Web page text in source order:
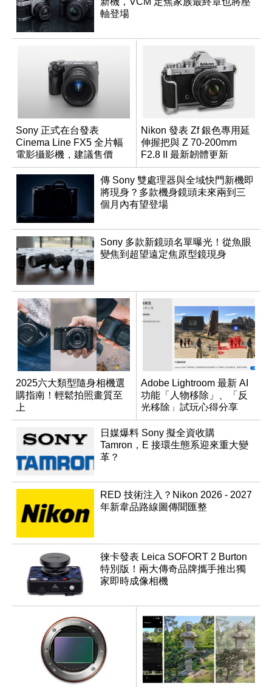
軸登場
Sony 正式在台發表
Cinema Line FX5 全片幅
電影攝影機，建議售價
NT$144,980
Nikon 發表 Zf 銀色專用延
伸握把與 Z 70-200mm
F2.8 II 最新韌體更新
傳 Sony 雙處理器與全域快門新機即
將現身？多款機身鏡頭未來兩到三
個月內有望登場
Sony 多款新鏡頭名單曝光！從魚眼
變焦到超望遠定焦原型鏡現身
2025六大類型隨身相機選
購指南！輕鬆拍照畫質至
上
Adobe Lightroom 最新 AI
功能「人物移除」、「反
光移除」試玩心得分享
日媒爆料 Sony 擬全資收購
Tamron，E 接環生態系迎來重大變
革？
RED 技術注入？Nikon 2026 - 2027
年新韋品路線圖傳聞匯整
徠卡發表 Leica SOFORT 2 Burton
特別版！兩大傳奇品牌攜手推出獨
家即時成像相機